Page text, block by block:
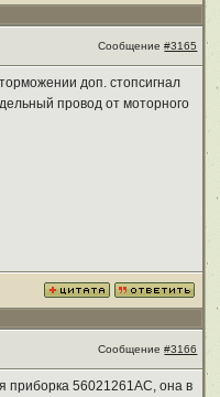
Сообщение#3165
доп. стопсигнал
провод от моторного
Сообщение#3166
приборка 56021261AC, она в